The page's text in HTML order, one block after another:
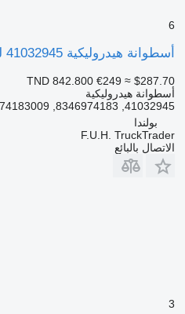
6
أسطوانة هيدروليكية 41032945 لـ الشاحنات IVECO Stralis
TND 842.800 €249 ≈ $287.70
أسطوانة هيدروليكية
41032945, 8346974183, 8346974183009, KS01002221, KS00002389
بولندا
F.U.H. TruckTrader
الاتصال بالبائع
3